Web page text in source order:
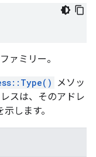
ァミリー。
メソッ
スは、そのアドレ
します。